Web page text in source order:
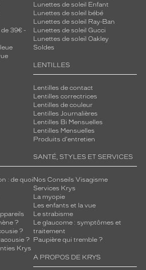
39€ -
Lunettes de soleil Enfant
Lunettes de soleil bébé
Lunettes de soleil Ray-Ban
Lunettes de soleil Gucci
Lunettes de soleil Oakley
Soldes
LENTILLES
Lentilles de contact
Lentilles correctrices
Lentilles de couleur
Lentilles Journalières
Lentilles Bi Mensuelles
Lentilles Mensuelles
Produits d'entretien
: de quoi
?
?
?
Krys
SANTÉ, STYLES ET SERVICES
Nos Conseils Visagisme
Services Krys
La myopie
Les enfants et la vue
Le strabisme
Le glaucome : symptômes et
traitement
Paupière qui tremble ?
A PROPOS DE KRYS